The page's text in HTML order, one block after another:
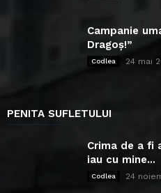
Campanie
Dragoș!”
Codlea 24 mai
PENITA SUFLETULUI
Crima de a fi
iau cu mine...
Codlea 24